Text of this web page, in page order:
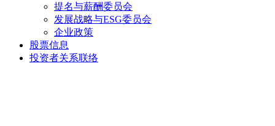
提名与薪酬委员会
发展战略与ESG委员会
企业政策
股票信息
投资者关系联络